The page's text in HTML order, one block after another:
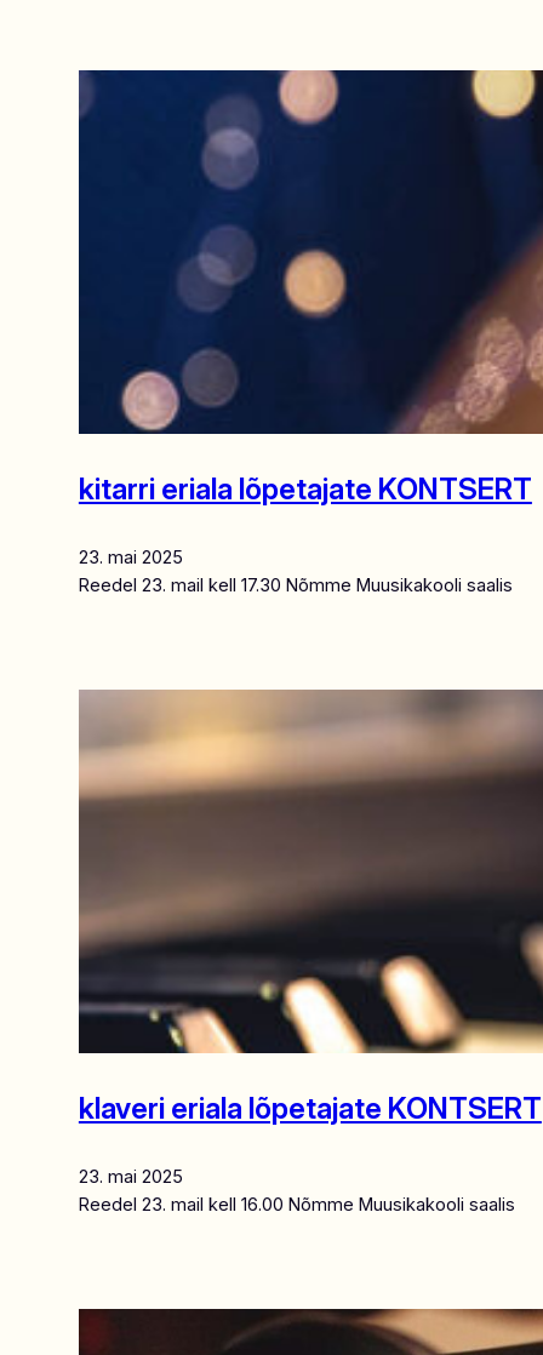
kitarri eriala lõpetajate KONTSERT
23. mai 2025
Reedel 23. mail kell 17.30 Nõmme Muusikakooli saalis
klaveri eriala lõpetajate KONTSERT
23. mai 2025
Reedel 23. mail kell 16.00 Nõmme Muusikakooli saalis